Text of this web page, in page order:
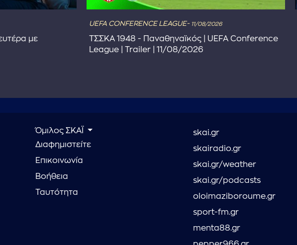
με
UEFA CONFERENCE LEAGUE- 11/08/2026
ΤΣΣΚΑ 1948 - Παναθηναϊκός | UEFA Conference
League | Trailer | 11/08/2026
Όμιλος ΣΚΑΪ
Διαφημιστείτε
Επικοινωνία
Βοήθεια
Ταυτότητα
skai.gr
skairadio.gr
skai.gr/weather
skai.gr/podcasts
oloimaziboroume.gr
sport-fm.gr
menta88.gr